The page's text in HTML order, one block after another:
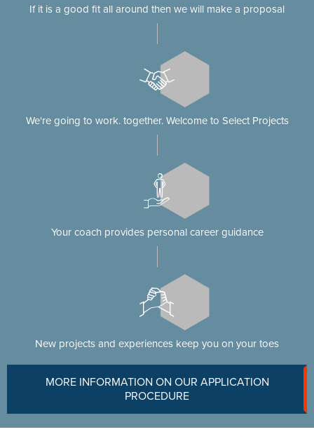
If it is a good fit all around then we will make a proposal
We're going to work. together. Welcome to Select Projects
Your coach provides personal career guidance
New projects and experiences keep you on your toes
MORE INFORMATION ON OUR APPLICATION
PROCEDURE